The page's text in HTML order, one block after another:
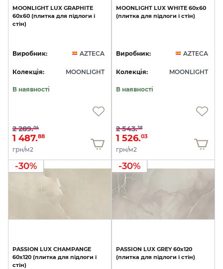
MOONLIGHT LUX GRAPHITE
60x60 (плитка для підлоги і
стін)
Виробник: AZTECA
Колекція: MOONLIGHT
В наявності
2 289.04
1 487.88
грн/м2
MOONLIGHT LUX WHITE 60x60
(плитка для підлоги і стін)
Виробник: AZTECA
Колекція: MOONLIGHT
В наявності
2 543.38
1 526.03
грн/м2
-30%
PASSION LUX CHAMPANGE
60x120 (плитка для підлоги і
стін)
-30%
PASSION LUX GREY 60x120
(плитка для підлоги і стін)